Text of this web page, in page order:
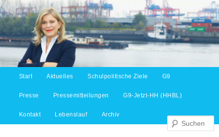
Zum Inhalt wechseln
Zum sekundären Inhalt wechseln
Start Aktuelles Schulpolitische Ziele G9
Presse Pressemitteilungen G9-Jetzt-HH (HHBL)
Kontakt Lebenslauf Archiv